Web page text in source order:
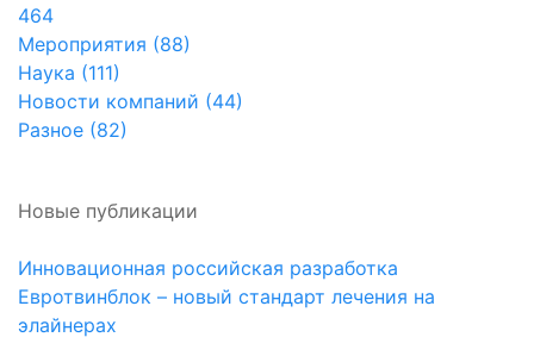
464
Мероприятия (88)
Наука (111)
Новости компаний (44)
Разное (82)
Новые публикации
Инновационная российская разработка
Евротвинблок – новый стандарт лечения на
элайнерах